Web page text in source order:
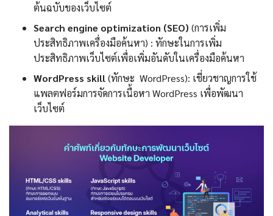
ต้นฉบับของเว็บไซต์
Search engine optimization (SEO) (การเพิ่ม
ประสิทธิภาพเครื่องมือค้นหา) : ทักษะในการเพิ่ม
ประสิทธิภาพเว็บไซต์เพื่อเพิ่มอันดับในเครื่องมือค้นหา
WordPress skill(ทักษะ WordPress): เชี่ยวชาญการใช้
แพลตฟอร์มการจัดการเนื้อหา WordPress เพื่อพัฒนา
เว็บไซต์